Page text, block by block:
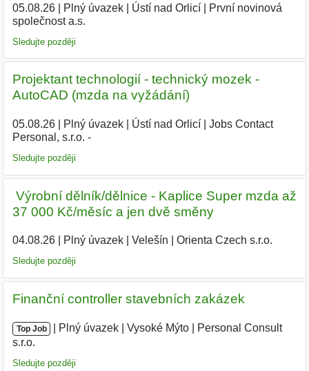
05.08.26| Plný úvazek| Ústí nad Orlicí|
První novinová
společnost a.s.
Sledujte později
Projektant technologií - technický mozek -
AutoCAD (mzda na vyžádání)
05.08.26| Plný úvazek| Ústí nad Orlicí|
Jobs Contact
Personal, s.r.o. -
Sledujte později
️ Výrobní dělník/dělnice - Kaplice Super mzda až
37 000 Kč/měsíc a jen dvě směny
04.08.26| Plný úvazek| Velešín Orienta Czech s.r.o.
Sledujte později
Finanční controller stavebních zakázek
Top Job Plný úvazek Vysoké Mýto
Personal Consult
s.r.o.
Sledujte později